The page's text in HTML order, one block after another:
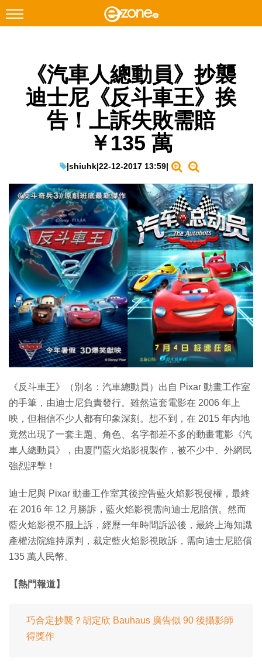
Facebook Instagram
科技焦點
EduTech
IT Times
生成式AI與雲端應用
Enterprise Digital Transformation
特集
《汽車人總動員》抄襲
迪士尼《反斗車王》挨
告！上訴失敗需賠
￥135 萬
|shiuhk|22-12-2017 13:59|
《反斗車王》（別名：汽車總動員）出自 Pixar 動畫工作室
的手筆，由迪士尼負責發行。雖然這套電影在 2006 年上
映，但相信不少人都有印象深刻。想不到，在 2015 年内地
竟然出現了一套主題、角色、名字都差不多的動畫電影《汽
車人總動員》，由廈門藍火焰影視製作，被不少中、外網民
強烈評擊！
迪士尼與 Pixar 動畫工作室其後控告藍火焰影視侵權，最終
在 2016 年 12 月勝訴，藍火焰影視需向迪士尼賠償。然而
藍火焰影視不服上訴，經歷一年時間訴訟後，最終上海知識
產權法院維持原判，裁定藍火焰影視敗訴，需向迪士尼賠償
135 萬人民幣。
【熱門報道】
巧合定抄襲？胡定欣 Bauhaus 廣告似 90 後攝影師
得獎作